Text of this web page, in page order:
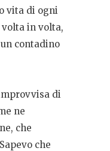
vita di ogni
in volta,
contadino
di
ne
che
che